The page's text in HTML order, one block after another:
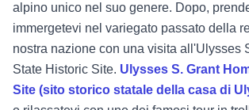
alpino unico nel suo genere. Dopo,
immergetevi nel variegato passato della
nostra nazione con una visita all'Ulysses
State Historic Site. Ulysses S. Grant
Site (sito storico statale della casa di